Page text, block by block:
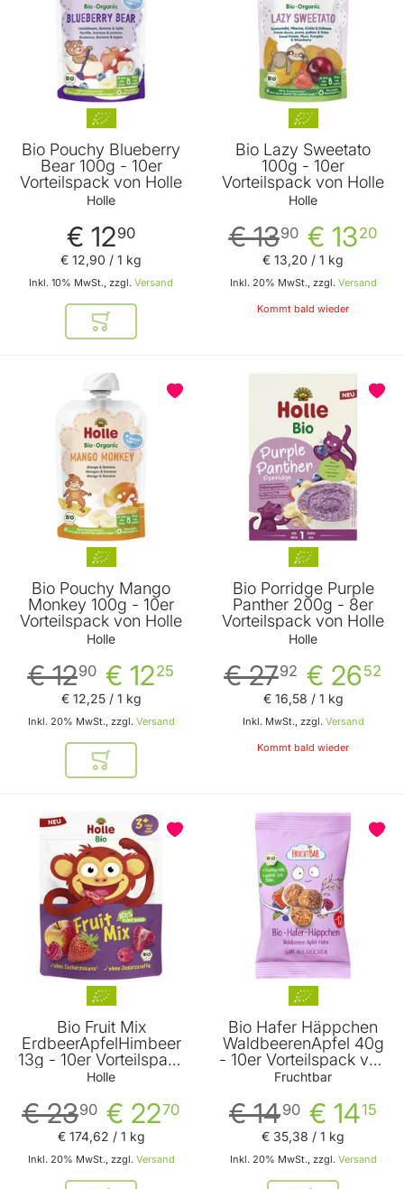
Bio Pouchy Blueberry
Bear 100g - 10er
Vorteilspack von Holle
Holle
€ 1290
Inkl. 10% MwSt., zzgl. Versand
€ 12,90 / 1 kg
In den Warenkorb
Bio Lazy Sweetato
100g - 10er
Vorteilspack von Holle
Holle
€ 1320
€ 1390
Inkl. 20% MwSt., zzgl. Versand
€ 13,20 / 1 kg
Kommt bald wieder
Bio Pouchy Mango
Monkey 100g - 10er
Vorteilspack von Holle
Holle
€ 1225
€ 1290
Inkl. 20% MwSt., zzgl. Versand
€ 12,25/ 1 kg
In den Warenkorb
Bio Porridge Purple
Panther 200g - 8er
Vorteilspack von Holle
Holle
€ 2652
€ 2792
Inkl. MwSt., zzgl. Versand
€ 16,58 / 1 kg
Kommt bald wieder
Bio Fruit Mix
ErdbeerApfelHimbeer
13g - 10er Vorteilspack
von Holle
Holle
€ 2270
€ 2390
Inkl. 20% MwSt., zzgl. Versand
€ 174,62 / 1 kg
Bio Hafer Häppchen
WaldbeerenApfel 40g
- 10er Vorteilspack von
Fruchtbar
Fruchtbar
€ 1415
€ 1490
Inkl. 20% MwSt., zzgl. Versand
€ 35,38 / 1 kg